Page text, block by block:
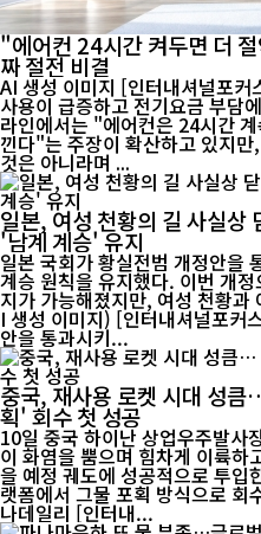
"에어컨 24시간 켜두면 더
짜 절전 비결
AI 생성 이미지 [인터내셔널포커스] 연일 폭염이 이어지며 냉방기
사용이 급증하고 전기요금 부담
라인에서는 "에어컨은 24시간
낀다"는 주장이 확산하고 있지
것은 아니라며 ...
일본, 여성 천황의 길 사실
'남계 계승' 유지
일본 국회가 황실전범 개정안을
계승 원칙을 유지했다. 이번 개
지가 가능해졌지만, 여성 천황
I 생성 이미지) [인터내셔널포커스] 일본 국회가 17일 황실전범 개정
안을 통과시키...
중국, 재사용 로켓 시대 성
획' 회수 첫 성공
10일 중국 하이난 상업우주발
이 화염을 뿜으며 힘차게 이륙하
을 예정 궤도에 성공적으로 투입
랫폼에서 그물 포획 방식으로
나데일리 [인터내...